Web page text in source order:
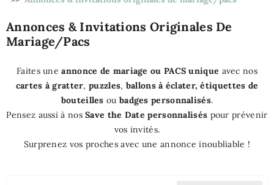
Annonces & Invitations Originales De
Mariage/pacs
Faites uneannonce de mariage ou PACS unique avec nos
cartes à gratter,puzzles, ballons à éclater, étiquettes de
bouteilles ou badges personnalisés.
Pensez aussi à nosSave the Date personnalisés pour prévenir
vos invités.
Surprenez vos proches avec une annonce inoubliable !